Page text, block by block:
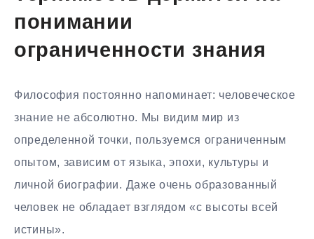
понимании
ограниченности знания
Философия постоянно напоминает: человеческое
знание не абсолютно. Мы видим мир из
определенной точки, пользуемся ограниченным
опытом, зависим от языка, эпохи, культуры и
личной биографии. Даже очень образованный
человек не обладает взглядом «с высоты всей
истины».